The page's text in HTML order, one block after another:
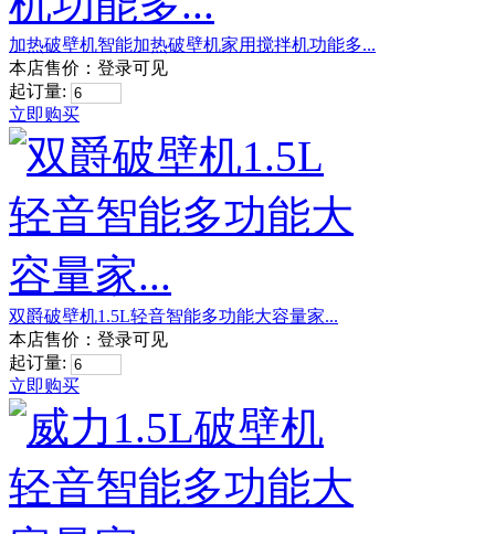
加热破壁机智能加热破壁机家用搅拌机功能多...
本店售价： 登录可见
起订量:
立即购买
双爵破壁机1.5L轻音智能多功能大容量家...
本店售价： 登录可见
起订量:
立即购买